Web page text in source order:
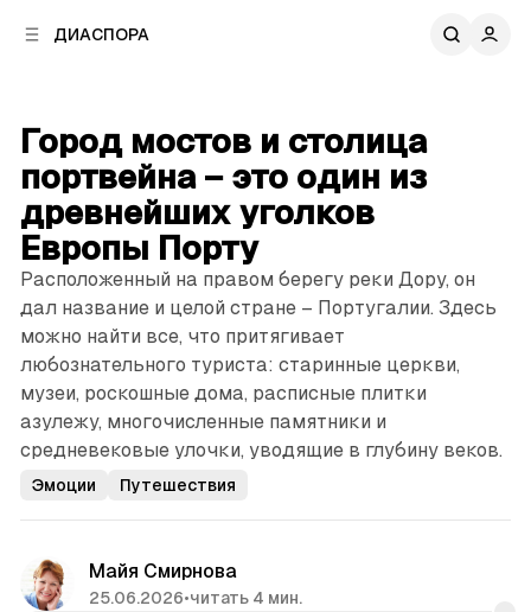
ДИАСПОРА
Город мостов и столица
портвейна – это один из
древнейших уголков
Европы Порту
Расположенный на правом берегу реки Дору, он
дал название и целой стране – Португалии. Здесь
можно найти все, что притягивает
любознательного туриста: старинные церкви,
музеи, роскошные дома, расписные плитки
азулежу, многочисленные памятники и
средневековые улочки, уводящие в глубину веков.
Эмоции Путешествия
Майя Смирнова
25.06.2026•читать 4 мин.